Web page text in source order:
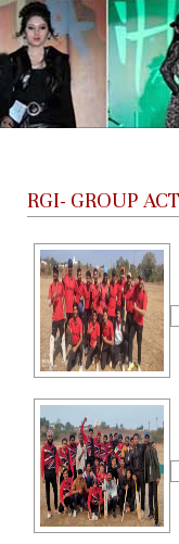
RGI- GROUP